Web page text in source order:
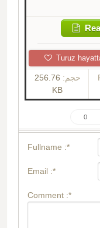
Turuz
حجم: 256.76
KB
0
Fullname :*
Email :*
Comment :*